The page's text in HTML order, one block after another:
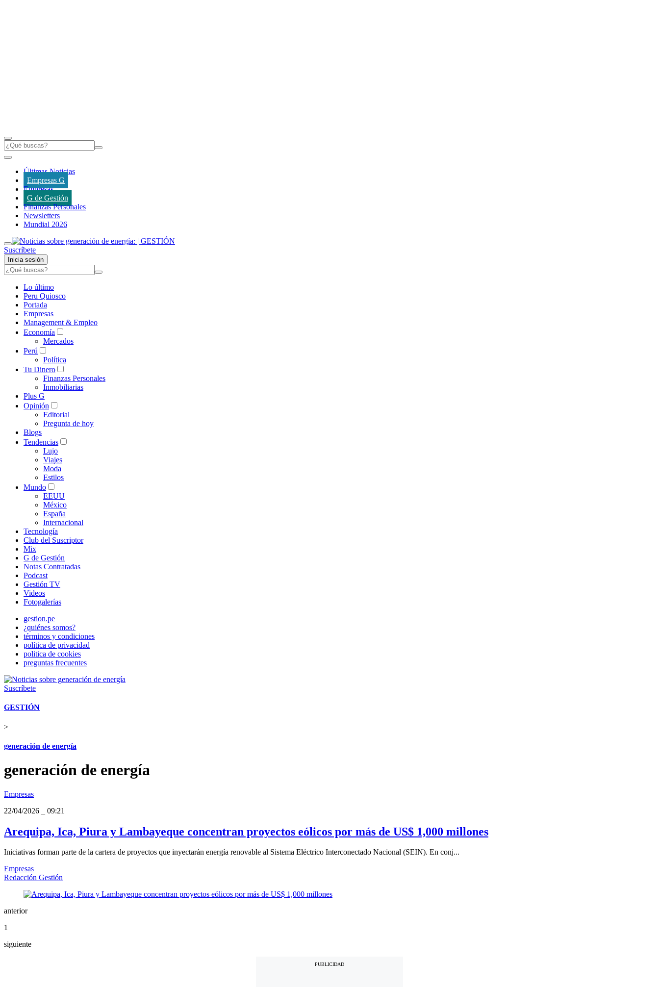
Últimas Noticias
Empresas G
Empresas
G de Gestión
Finanzas Personales
Newsletters
Mundial 2026
Suscríbete
Inicia sesión
Lo último
Peru Quiosco
Portada
Empresas
Management & Empleo
Economía
Mercados
Perú
Política
Tu Dinero
Finanzas Personales
Inmobiliarias
Plus G
Opinión
Editorial
Pregunta de hoy
Blogs
Tendencias
Lujo
Viajes
Moda
Estilos
Mundo
EEUU
México
España
Internacional
Tecnología
Club del Suscriptor
Mix
G de Gestión
Notas Contratadas
Podcast
Gestión TV
Videos
Fotogalerías
gestion.pe
¿quiénes somos?
términos y condiciones
política de privacidad
politica de cookies
preguntas frecuentes
Suscríbete
GESTIÓN
>
generación de energía
generación de energía
Empresas
22/04/2026
09:21
Arequipa, Ica, Piura y Lambayeque concentran proyectos eólicos por más de US$ 1,000 millones
Iniciativas forman parte de la cartera de proyectos que inyectarán energía renovable al Sistema Eléctrico Interconectado Nacional (SEIN). En conj...
Empresas
Redacción Gestión
anterior
1
siguiente